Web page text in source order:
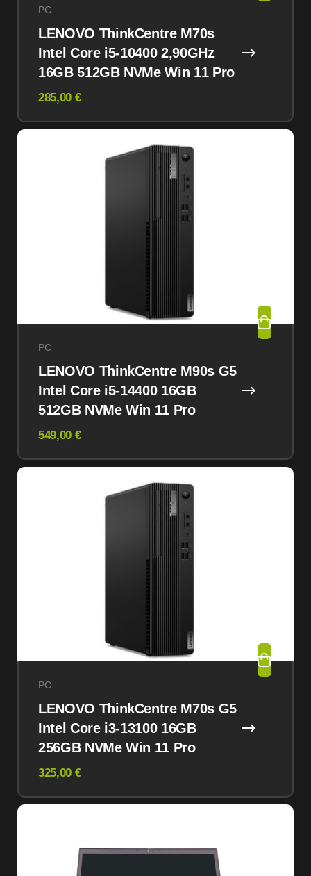
PC
LENOVO ThinkCentre M70s
Intel Core i5-10400 2,90GHz
16GB 512GB NVMe Win 11 Pro
285,00 €
PC
LENOVO ThinkCentre M90s G5
Intel Core i5-14400 16GB
512GB NVMe Win 11 Pro
549,00 €
PC
LENOVO ThinkCentre M70s G5
Intel Core i3-13100 16GB
256GB NVMe Win 11 Pro
325,00 €